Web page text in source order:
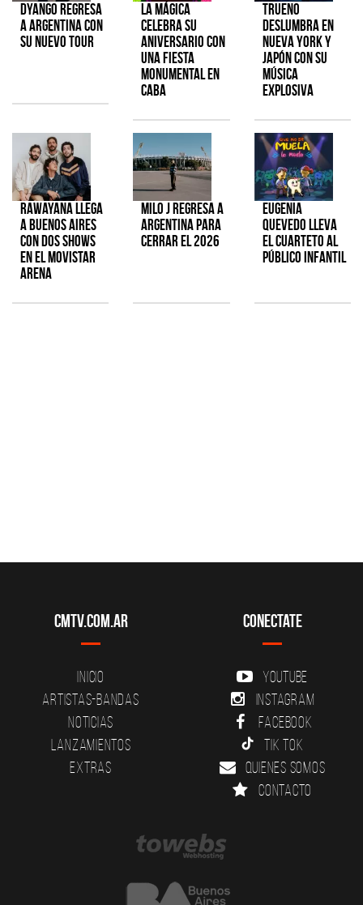
Dyango regresa
a Argentina con
su nuevo tour
La Mágica
celebra su
aniversario con
una fiesta
monumental en
CABA
TRUENO
deslumbra en
Nueva York y
Japón con su
música
explosiva
Rawayana llega
a Buenos Aires
con dos shows
en el Movistar
Arena
Milo J regresa a
Argentina para
cerrar el 2026
Eugenia
Quevedo lleva
el cuarteto al
público infantil
CMTV.com.ar
Inicio
Artistas-Bandas
Noticias
Lanzamientos
Extras
Conectate
YouTube
Instagram
Facebook
Tik Tok
Quienes somos
Contacto